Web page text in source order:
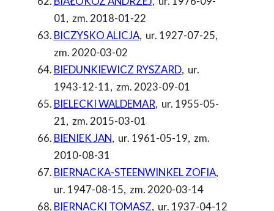
01, zm. 2018-01-22
BICZYSKO ALICJA, ur. 1927-07-25,
zm. 2020-03-02
BIEDUNKIEWICZ RYSZARD, ur.
1943-12-11, zm. 2023-09-01
BIELECKI WALDEMAR, ur. 1955-05-
21, zm. 2015-03-01
BIENIEK JAN, ur. 1961-05-19, zm.
2010-08-31
BIERNACKA-STEENWINKEL ZOFIA,
ur. 1947-08-15, zm. 2020-03-14
BIERNACKI TOMASZ, ur. 1937-04-12